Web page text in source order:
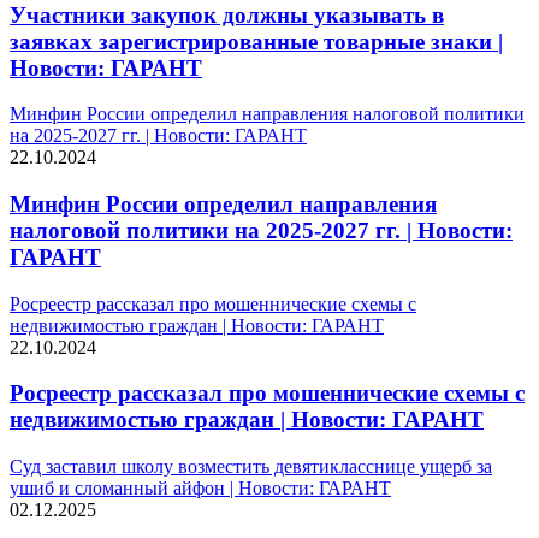
Участники закупок должны указывать в
заявках зарегистрированные товарные знаки |
Новости: ГАРАНТ
Минфин России определил направления налоговой политики
на 2025-2027 гг. | Новости: ГАРАНТ
22.10.2024
Минфин России определил направления
налоговой политики на 2025-2027 гг. | Новости:
ГАРАНТ
Росреестр рассказал про мошеннические схемы с
недвижимостью граждан | Новости: ГАРАНТ
22.10.2024
Росреестр рассказал про мошеннические схемы с
недвижимостью граждан | Новости: ГАРАНТ
Суд заставил школу возместить девятикласснице ущерб за
ушиб и сломанный айфон | Новости: ГАРАНТ
02.12.2025